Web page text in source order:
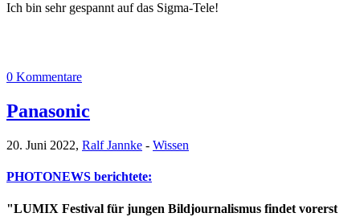
Ich bin sehr gespannt auf das Sigma-Tele!
0 Kommentare
Panasonic
20. Juni 2022, Ralf Jannke - Wissen
PHOTONEWS berichtete:
"LUMIX Festival für jungen Bildjournalismus findet vorerst